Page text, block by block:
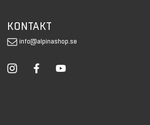
KONTAKT
info@alpinashop.se